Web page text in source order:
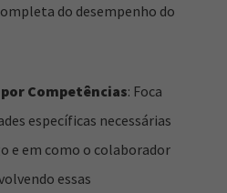
do desempenho do
Competências: Foca
específicas necessárias
e em como o colaborador
essas